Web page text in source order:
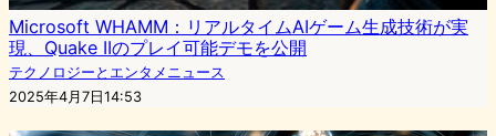
Microsoft WHAMM：リアルタイムAIゲーム生成技術が実
現、Quake IIのプレイ可能デモを公開
テクノロジーとエンタメニュース
2025年4月7日14:53